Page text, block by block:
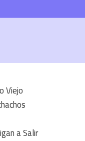
Viejo
a Salir